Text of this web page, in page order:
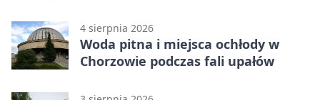
4 sierpnia 2026
Woda pitna i miejsca ochłody w
Chorzowie podczas fali upałów